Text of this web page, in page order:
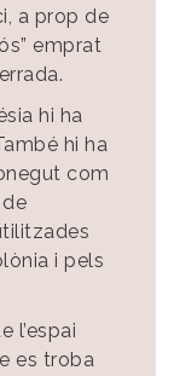
a prop de
emprat
hi ha
hi ha
com
i pels
l’espai
es troba